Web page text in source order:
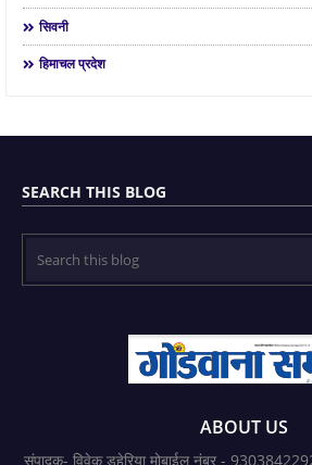
सिवनी
हिमाचल प्रदेश
SEARCH THIS BLOG
ABOUT US
संपादक- विवेक डहेरिया मोबाईल नंबर -